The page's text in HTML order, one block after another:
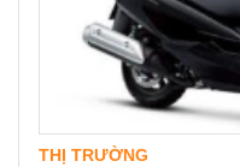
THỊ TRƯỜNG